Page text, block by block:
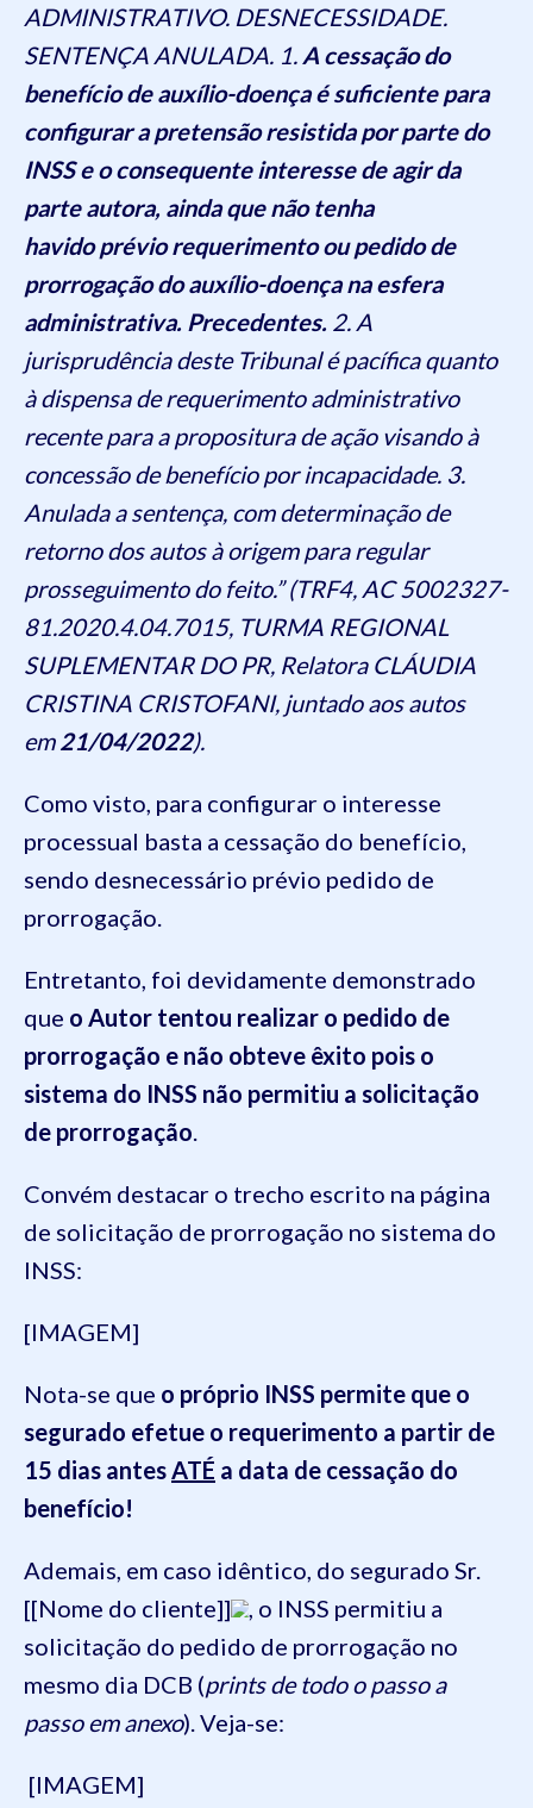
ADMINISTRATIVO. DESNECESSIDADE.
SENTENÇA ANULADA. 1. A cessação do
benefício de auxílio-doença é suficiente para
configurar a pretensão resistida por parte do
INSS e o consequente interesse de agir da
parte autora, ainda que não tenha
havido prévio requerimento ou pedido de
prorrogação do auxílio-doença na esfera
administrativa. Precedentes. 2. A
jurisprudência deste Tribunal é pacífica quanto
à dispensa de requerimento administrativo
recente para a propositura de ação visando à
concessão de benefício por incapacidade. 3.
Anulada a sentença, com determinação de
retorno dos autos à origem para regular
prosseguimento do feito.” (TRF4, AC 5002327-
81.2020.4.04.7015, TURMA REGIONAL
SUPLEMENTAR DO PR, Relatora CLÁUDIA
CRISTINA CRISTOFANI, juntado aos autos
em 21/04/2022).
Como visto, para configurar o interesse
processual basta a cessação do benefício,
sendo desnecessário prévio pedido de
prorrogação.
Entretanto, foi devidamente demonstrado
que o Autor tentou realizar o pedido de
prorrogação e não obteve êxito pois o
sistema do INSS não permitiu a solicitação
de prorrogação
Convém destacar o trecho escrito na página
de solicitação de prorrogação no sistema do
INSS:
[IMAGEM]
Nota-se que o próprio INSS permite que o
segurado efetue o requerimento a partir de
15 dias antes ATÉ a data de cessação do
benefício!
Ademais, em caso idêntico, do segurado Sr.
[[Nome do cliente]]
, o INSS permitiu a
solicitação do pedido de prorrogação no
mesmo dia DCB (prints de todo o passo a
passo em anexo). Veja-se:
[IMAGEM]